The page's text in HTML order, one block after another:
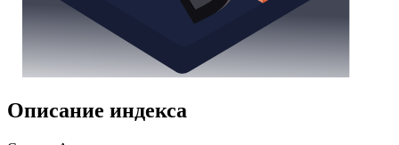
Описание индекса